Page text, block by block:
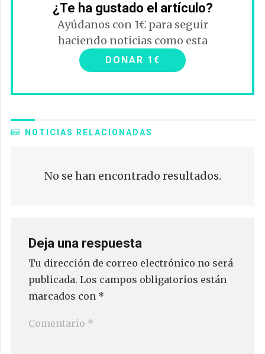
¿Te ha gustado el artículo?
Ayúdanos con 1€ para seguir
haciendo noticias como esta
DONAR 1€
NOTICIAS RELACIONADAS
No se han encontrado resultados.
Deja una respuesta
Tu dirección de correo electrónico no será
publicada. Los campos obligatorios están
marcados con *